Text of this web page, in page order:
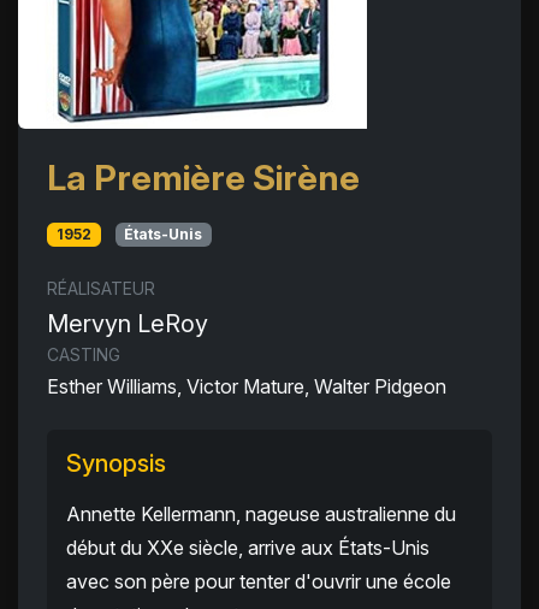
La Première Sirène
1952 États-Unis
RÉALISATEUR
Mervyn LeRoy
CASTING
Esther Williams, Victor Mature, Walter Pidgeon
Synopsis
Annette Kellermann, nageuse australienne du
début du XXe siècle, arrive aux États-Unis
avec son père pour tenter d'ouvrir une école